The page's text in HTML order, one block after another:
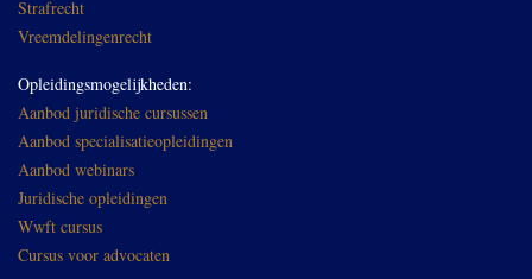
Strafrecht
Vreemdelingenrecht
Opleidingsmogelijkheden:
Aanbod juridische cursussen
Aanbod specialisatieopleidingen
Aanbod webinars
Juridische opleidingen
Wwft cursus
Cursus voor advocaten